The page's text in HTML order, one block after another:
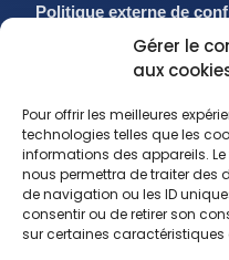
Gérer le
aux
Pour offrir les meilleures
technologies telles que les
informations des appareils.
nous permettra de traiter des
de navigation ou les ID
consentir ou de retirer son
sur certaines caractéristiques
Politique externe de
Politique de cookies